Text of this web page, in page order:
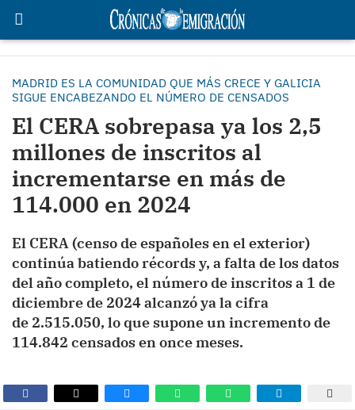
MADRID ES LA COMUNIDAD QUE MÁS CRECE Y GALICIA
SIGUE ENCABEZANDO EL NÚMERO DE CENSADOS
El CERA sobrepasa ya los 2,5
millones de inscritos al
incrementarse en más de
114.000 en 2024
El CERA (censo de españoles en el exterior)
continúa batiendo récords y, a falta de los datos
del año completo, el número de inscritos a 1 de
diciembre de 2024 alcanzó ya la cifra
de 2.515.050, lo que supone un incremento de
114.842 censados en once meses.